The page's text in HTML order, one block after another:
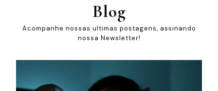
Blog
Acompanhe nossas ultimas postagens, assinando
nossa Newsletter!